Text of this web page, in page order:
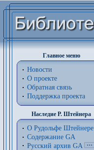
Главное меню
Новости
О проекте
Обратная связь
Поддержка проекта
Наследие Р. Штейнера
О Рудольфе Штейнере
Содержание GA
Русский архив GA